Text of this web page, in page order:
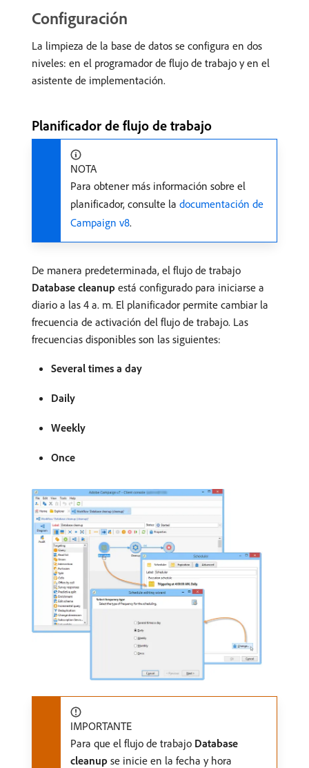
Configuración
La limpieza de la base de datos se configura en dos
niveles: en el programador de flujo de trabajo y en el
asistente de implementación.
Planificador de flujo de trabajo
NOTA
Para obtener más información sobre el
planificador, consulte la documentación de
Campaign v8.
De manera predeterminada, el flujo de trabajo
Database cleanup está configurado para iniciarse a
diario a las 4 a. m. El planificador permite cambiar la
frecuencia de activación del flujo de trabajo. Las
frecuencias disponibles son las siguientes:
Several times a day
Daily
Weekly
Once
IMPORTANTE
Para que el flujo de trabajo Database
cleanup se inicie en la fecha y hora